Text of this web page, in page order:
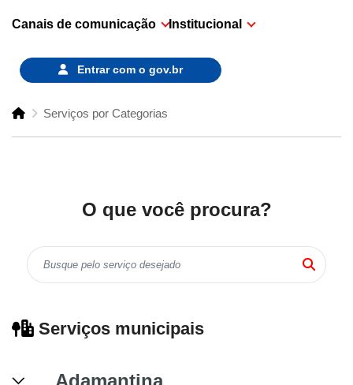
Canais de comunicação Institucional
Entrar com o gov.br
Serviços por Categorias
O que você procura?
Serviços municipais
Adamantina